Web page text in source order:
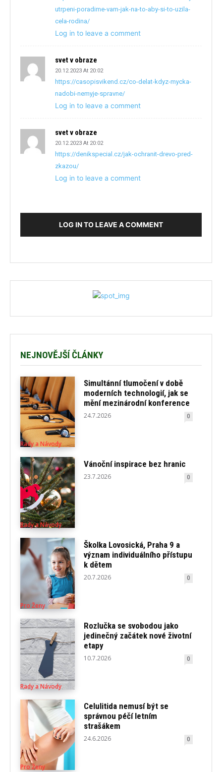
utrpeni-poradime-vam-jak-na-to-aby-si-to-uzila-
cela-rodina/
Log in to leave a comment
svet v obraze
20.12.2023 At 20:02
https://casopisvikend.cz/co-delat-kdyz-mycka-
nadobi-nemyje-spravne/
Log in to leave a comment
svet v obraze
20.12.2023 At 20:02
https://denikspecial.cz/jak-ochranit-drevo-pred-
zkazou/
Log in to leave a comment
LOG IN TO LEAVE A COMMENT
NEJNOVĚJŠÍ ČLÁNKY
Rady a Návody
Simultánní tlumočení v době
moderních technologií, jak se
mění mezinárodní konference
24.7.2026 0
Rady a Návody
Vánoční inspirace bez hranic
23.7.2026 0
Pro Ženy
Školka Lovosická, Praha 9 a
význam individuálního přístupu
k dětem
20.7.2026 0
Rady a Návody
Rozlučka se svobodou jako
jedinečný začátek nové životní
etapy
10.7.2026 0
Pro Ženy
Celulitida nemusí být se
správnou péčí letním
strašákem
24.6.2026 0